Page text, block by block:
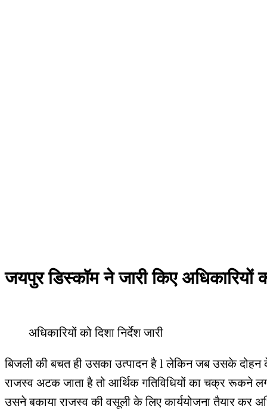
जयपुर डिस्कॉम ने जारी किए अधिकारियों
अधिकारियों को दिशा निर्देश जारी
बिजली की बचत ही उसका उत्पादन है l लेकिन जब उसके दोहन
राजस्व अटक जाता है तो आर्थिक गतिविधियों का चक्र रूकने
उसने बकाया राजस्व की वसूली के लिए कार्ययोजना तैयार कर